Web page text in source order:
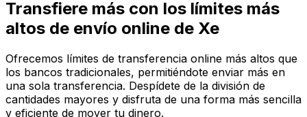
Transfiere más con los límites más
altos de envío online de Xe
Ofrecemos límites de transferencia online más altos que
los bancos tradicionales, permitiéndote enviar más en
una sola transferencia. Despídete de la división de
cantidades mayores y disfruta de una forma más sencilla
y eficiente de mover tu dinero.